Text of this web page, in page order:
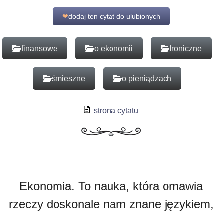
❤dodaj ten cytat do ulubionych
finansowe o ekonomii Ironiczne
śmieszne o pieniądzach
strona cytatu
Ekonomia. To nauka, która omawia
rzeczy doskonale nam znane językiem,